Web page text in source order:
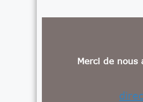
Merci de nous